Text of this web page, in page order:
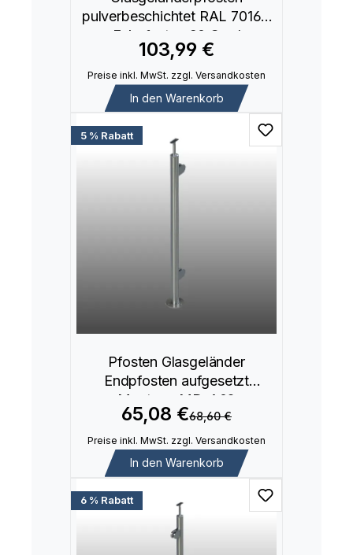
pulverbeschichtet RAL 7016 -
Eckpfosten 90 Grad
103,99 €
Preise inkl. MwSt. zzgl. Versandkosten
In den Warenkorb
5 % Rabatt
Pfosten Glasgeländer
Endpfosten aufgesetzt
Montage MD-A02
65,08 €68,60 €
Preise inkl. MwSt. zzgl. Versandkosten
In den Warenkorb
6 % Rabatt